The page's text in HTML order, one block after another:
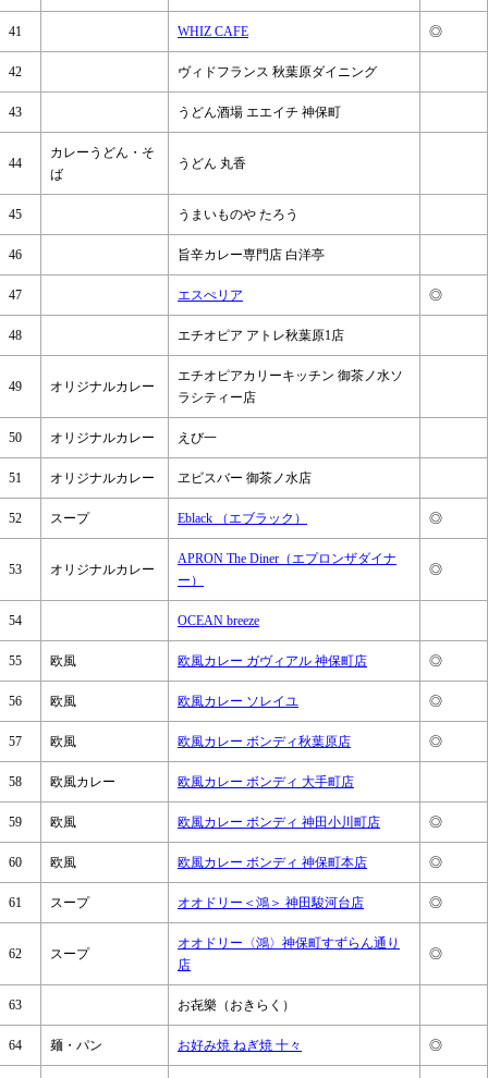
41 WHIZ CAFE ◎
42 ヴィドフランス 秋葉原ダイニング
43 うどん酒場 エエイチ 神保町
44
カレーうどん・そ
ば
うどん 丸香
45 うまいものや たろう
46 旨辛カレー専門店 白洋亭
47 エスぺリア ◎
48 エチオピア アトレ秋葉原1店
49 オリジナルカレー
エチオピアカリーキッチン 御茶ノ水ソ
ラシティー店
50 オリジナルカレー えび一
51 オリジナルカレー ヱビスバー 御茶ノ水店
52 スープ Eblack （エブラック） ◎
53 オリジナルカレー
APRON The Diner（エプロンザダイナ
ー）
◎
54 OCEAN breeze
55 欧風 欧風カレー ガヴィアル 神保町店 ◎
56 欧風 欧風カレー ソレイユ ◎
57 欧風 欧風カレー ボンディ秋葉原店 ◎
58 欧風カレー 欧風カレー ボンディ 大手町店
59 欧風 欧風カレー ボンディ 神田小川町店 ◎
60 欧風 欧風カレー ボンディ 神保町本店 ◎
61 スープ オオドリー＜鴻＞ 神田駿河台店 ◎
62 スープ
オオドリー〈鴻〉神保町すずらん通り
店
◎
63 お㐂樂（おきらく）
64 麺・パン お好み焼 ねぎ焼 十々 ◎